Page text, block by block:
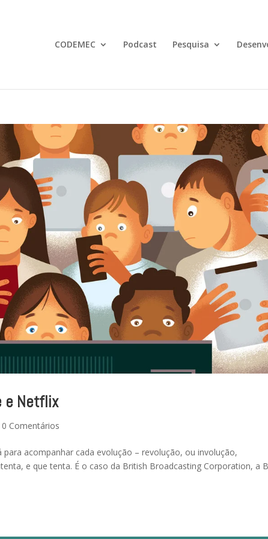
CODEMEC Podcast Pesquisa
e Netflix
0 Comentários
acompanhar cada evolução – revolução, ou involução,
e que tenta. É o caso da British Broadcasting Corporation, a